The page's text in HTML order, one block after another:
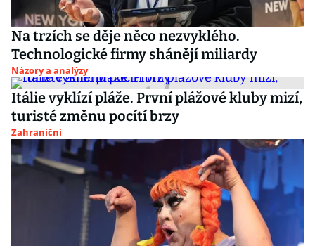
Na trzích se děje něco nezvyklého.
Technologické firmy shánějí miliardy
Názory a analýzy
Itálie vyklízí pláže. První plážové kluby mizí,
turisté změnu pocítí brzy
Zahraniční